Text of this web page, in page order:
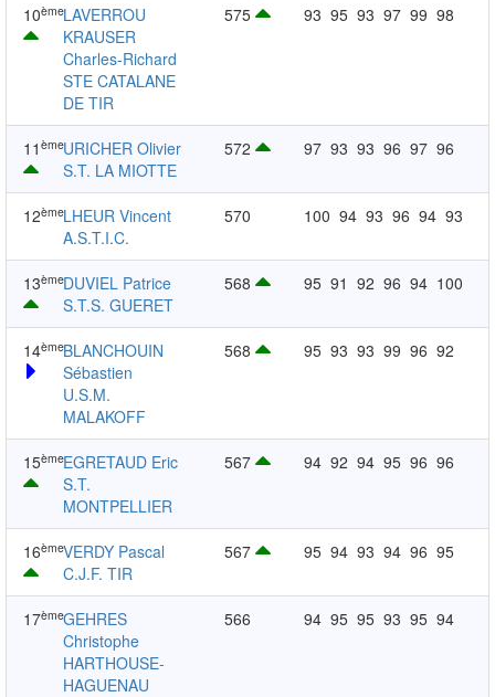
10èmeLAVERROU
KRAUSER
Charles-Richard
STE CATALANE
DE TIR
575 93 95 93 97 99 98
11 èmeURICHER Olivier
S.T. LA MIOTTE
572 97 93 93 96 97 96
12èmeLHEUR Vincent
A.S.T.I.C.
570 100 94 93 96 94 93
13èmeDUVIEL Patrice
S.T.S. GUERET
568 95 91 92 96 94 100
14èmeBLANCHOUIN
Sébastien
U.S.M.
MALAKOFF
568 95 93 93 99 96 92
15èmeEGRETAUD Eric
S.T.
MONTPELLIER
567 94 92 94 95 96 96
16èmeVERDY Pascal
C.J.F. TIR
567 95 94 93 94 96 95
17èmeGEHRES
Christophe
HARTHOUSE-
HAGUENAU
566 94 95 95 93 95 94